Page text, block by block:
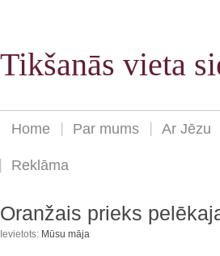
Tikšanās vieta
Home Par mums Ar Jēzu
Reklāma
Oranžais prieks
Ievietots: Mūsu māja